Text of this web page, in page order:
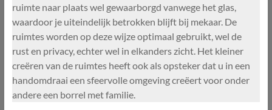
ruimte naar plaats wel gewaarborgd vanwege het glas,
waardoor je uiteindelijk betrokken blijft bij mekaar. De
ruimtes worden op deze wijze optimaal gebruikt, wel de
rust en privacy, echter wel in elkanders zicht. Het kleiner
creëren van de ruimtes heeft ook als opsteker dat u in een
handomdraai een sfeervolle omgeving creëert voor onder
andere een borrel met familie.